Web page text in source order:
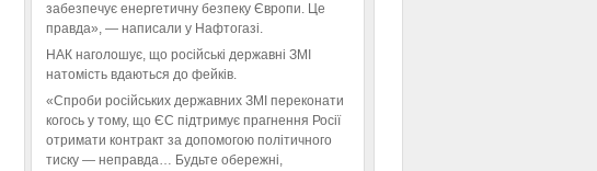
забезпечує енергетичну безпеку Європи. Це
правда», — написали у Нафтогазі.
НАК наголошує, що російські державні ЗМІ
натомість вдаються до фейків.
«Спроби російських державних ЗМІ переконати
когось у тому, що ЄС підтримує прагнення Росії
отримати контракт за допомогою політичного
тиску — неправда… Будьте обережні,